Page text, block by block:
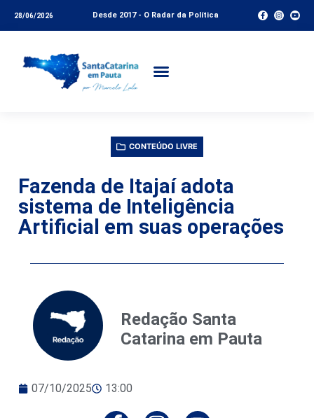
28/06/2026 Desde 2017 - O Radar da Política
CONTEÚDO LIVRE
Fazenda de Itajaí adota
sistema de Inteligência
Artificial em suas operações
Redação Santa
Catarina em Pauta
07/10/2025 13:00